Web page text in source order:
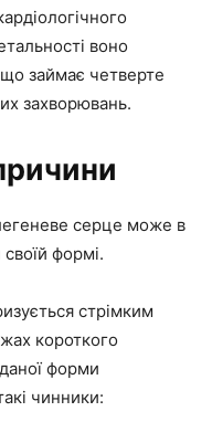
воно
займає четверте
захворювань.
серце може в
своїй формі.
стрімким
короткого
форми
чинники: